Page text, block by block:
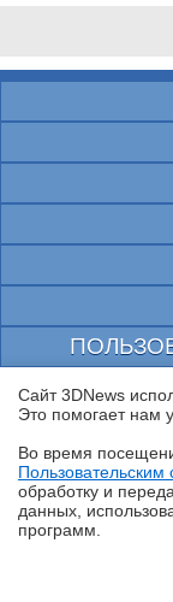
Обзор HONOR
© 1997—2026
выдано Федеральной
массовых
При цитировании
российского и
Сайт 3DNews
Это помогает нам
Во время
обработку и
данных,
программ.